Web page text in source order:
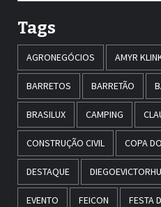
Tags
AGRONEGÓCIOS AMYR
BARRETOS BARRETÃO
BRASILUX CAMPING
CONSTRUÇÃO CIVIL COPA
DESTAQUE
EVENTO FEICON FESTA